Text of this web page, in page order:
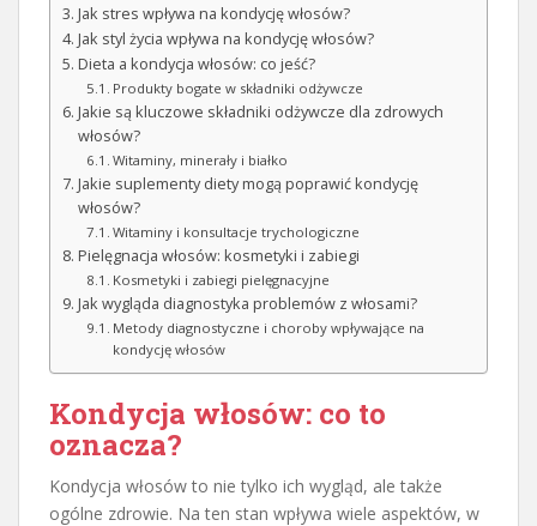
Jak stres wpływa na kondycję włosów?
Jak styl życia wpływa na kondycję włosów?
Dieta a kondycja włosów: co jeść?
Produkty bogate w składniki odżywcze
Jakie są kluczowe składniki odżywcze dla zdrowych
włosów?
Witaminy, minerały i białko
Jakie suplementy diety mogą poprawić kondycję
włosów?
Witaminy i konsultacje trychologiczne
Pielęgnacja włosów: kosmetyki i zabiegi
Kosmetyki i zabiegi pielęgnacyjne
Jak wygląda diagnostyka problemów z włosami?
Metody diagnostyczne i choroby wpływające na
kondycję włosów
Kondycja włosów: co to
oznacza?
Kondycja włosów to nie tylko ich wygląd, ale także
ogólne zdrowie. Na ten stan wpływa wiele aspektów, w